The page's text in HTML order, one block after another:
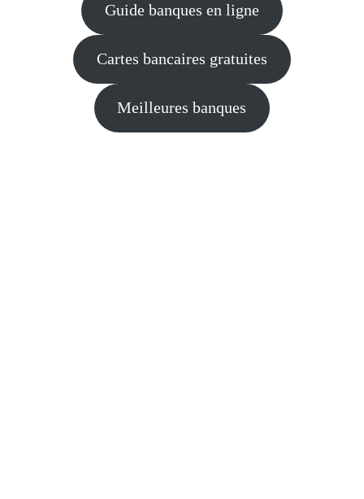
Guide banques en ligne
Cartes bancaires gratuites
Meilleures banques